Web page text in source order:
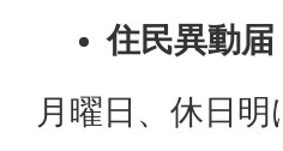
住民異動届
月曜日、休日